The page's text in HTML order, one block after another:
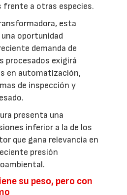
a otras especies.
esta
oportunidad
demanda de
procesados exigirá
en automatización,
de inspección y
presenta una
inferior a la de los
que gana relevancia en
presión
su peso, pero con